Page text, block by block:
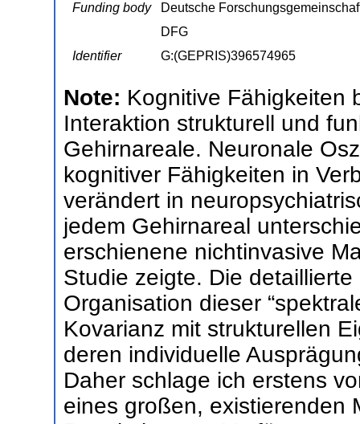
Funding body
Deutsche
DFG
Identifier
G:(GEPRIS)396574965
Note: Kognitive Fähigkeiten
Interaktion strukturell und
Gehirnareale. Neuronale
kognitiver Fähigkeiten in
verändert in
jedem Gehirnareal
erschienene nichtinvasive
Studie zeigte. Die
Organisation dieser
Kovarianz mit strukturellen
deren individuelle
Daher schlage ich erstens
eines großen, existierenden